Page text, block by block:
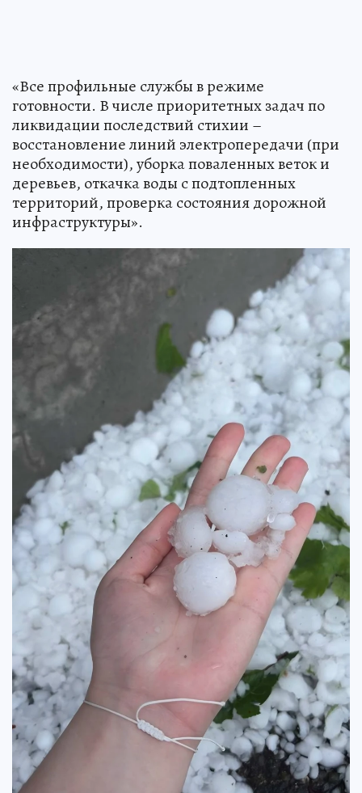
«Все профильные службы в режиме
готовности. В числе приоритетных задач по
ликвидации последствий стихии –
восстановление линий электропередачи (при
необходимости), уборка поваленных веток и
деревьев, откачка воды с подтопленных
территорий, проверка состояния дорожной
инфраструктуры».